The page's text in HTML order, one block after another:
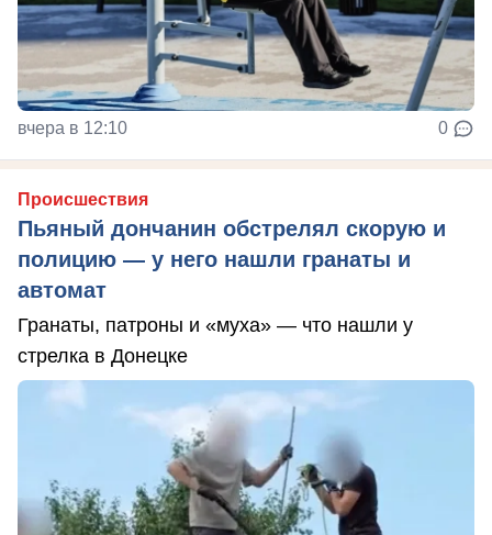
вчера в 12:10 0
Происшествия
Пьяный дончанин обстрелял скорую и
полицию — у него нашли гранаты и
автомат
Гранаты, патроны и «муха» — что нашли у
стрелка в Донецке